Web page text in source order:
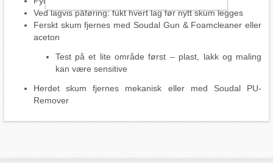
Ved lagvis påføring: fukt hvert lag før nytt skum legges
Ferskt skum fjernes med Soudal Gun & Foamcleaner eller
aceton
Test på et lite område først – plast, lakk og maling
kan være sensitive
Herdet skum fjernes mekanisk eller med Soudal PU-
Remover